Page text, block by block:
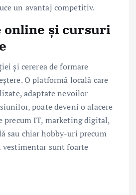
un avantaj competitiv.
online și cursuri
și cererea de formare
O platformă locală care
adaptate nevoilor
poate deveni o afacere
precum IT, marketing digital,
sau chiar hobby-uri precum
sunt foarte